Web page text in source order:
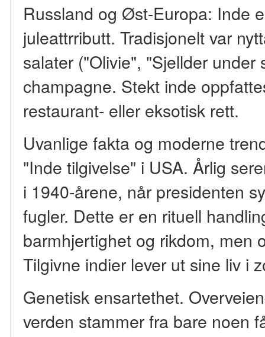
Russland og Øst-Europa: Inde
juleattrributt. Tradisjonelt var
salater ("Olivie", "Sjellder
champagne. Stekt inde
restaurant- eller eksotisk rett.
Uvanlige fakta og moderne
"Inde tilgivelse" i USA. Årlig
i 1940-årene, når presidenten
fugler. Dette er en rituell
barmhjertighet og rikdom, men
Tilgivne indier lever ut sine liv i
Genetisk ensartethet.
verden stammer fra bare noen